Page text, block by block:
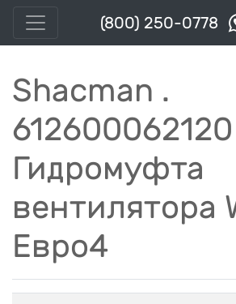
(800) 250-0778
Shacman .
612600062120
Гидромуфта
вентилятора
Евро4